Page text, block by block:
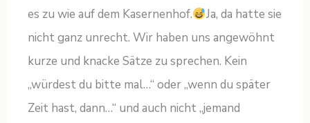
es zu wie auf dem Kasernenhof.
Ja, da hatte sie
nicht ganz unrecht. Wir haben uns angewöhnt
kurze und knacke Sätze zu sprechen. Kein
„würdest du bitte mal…“ oder „wenn du später
Zeit hast, dann…“ und auch nicht „jemand